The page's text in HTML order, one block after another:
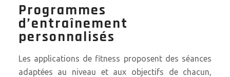
Programmes
d’entraînement
personnalisés
Les applications de fitness proposent des séances
adaptées au niveau et aux objectifs de chacun,